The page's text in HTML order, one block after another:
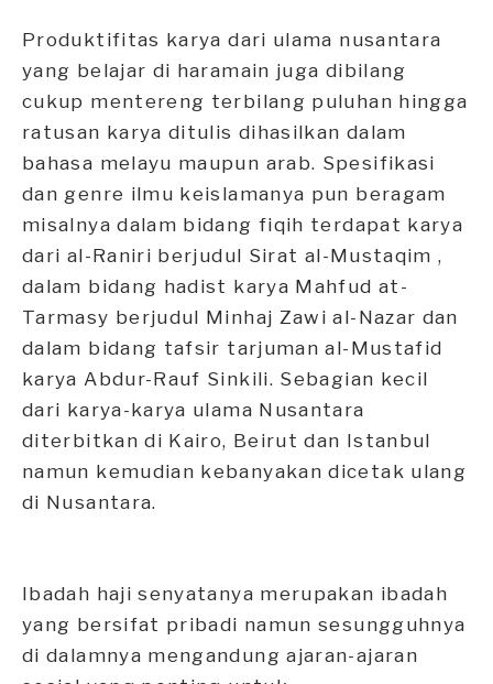
Produktifitas karya dari ulama nusantara
yang belajar di haramain juga dibilang
cukup mentereng terbilang puluhan hingga
ratusan karya ditulis dihasilkan dalam
bahasa melayu maupun arab. Spesifikasi
dan genre ilmu keislamanya pun beragam
misalnya dalam bidang fiqih terdapat karya
dari al-Raniri berjudul Sirat al-Mustaqim ,
dalam bidang hadist karya Mahfud at-
Tarmasy berjudul Minhaj Zawi al-Nazar dan
dalam bidang tafsir tarjuman al-Mustafid
karya Abdur-Rauf Sinkili. Sebagian kecil
dari karya-karya ulama Nusantara
diterbitkan di Kairo, Beirut dan Istanbul
namun kemudian kebanyakan dicetak ulang
di Nusantara.
Ibadah haji senyatanya merupakan ibadah
yang bersifat pribadi namun sesungguhnya
di dalamnya mengandung ajaran-ajaran